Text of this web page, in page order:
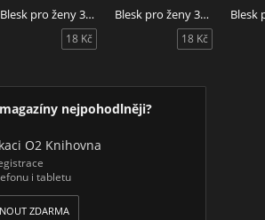
Blesk pro ženy 32/2026
18 Kč
Blesk pro ženy 31/2026
18 Kč
nejpohodlněji?
O2 Knihovna
i tabletu
ZDARMA